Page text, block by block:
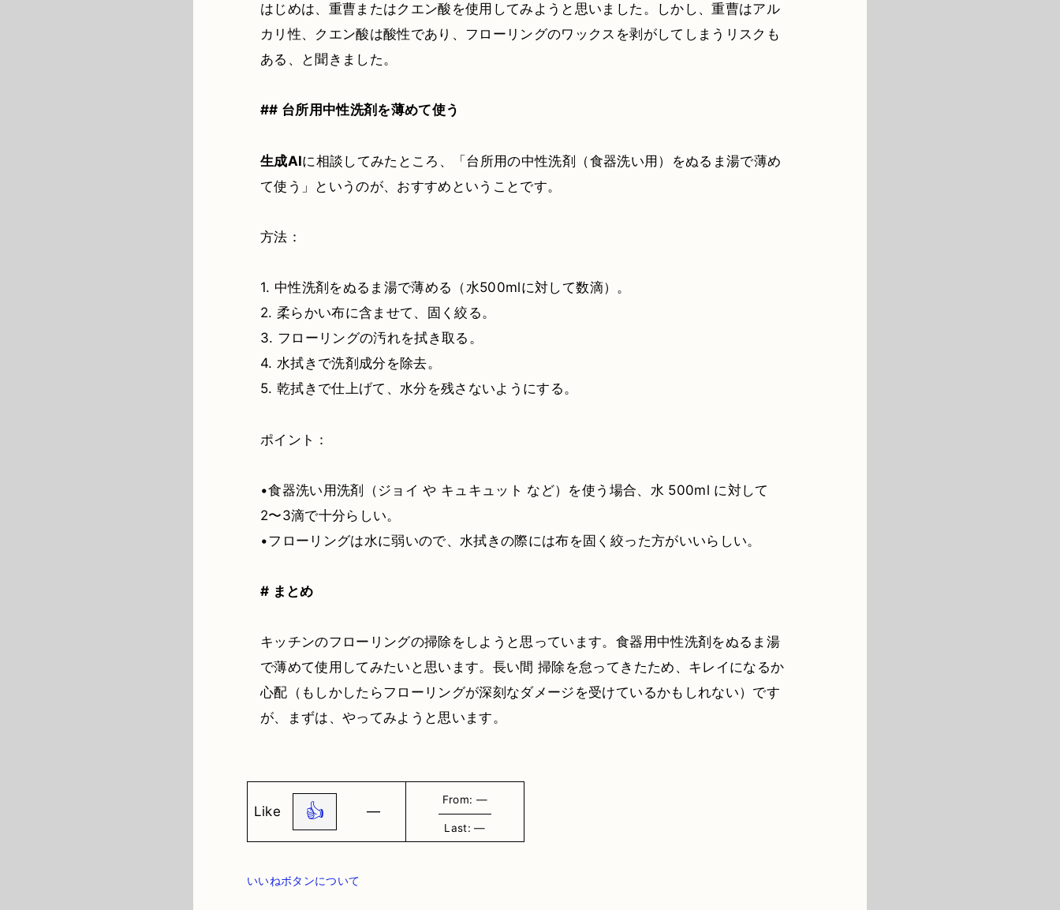
はじめは、重曹またはクエン酸を使用してみようと思いました。しかし、重曹はアル
カリ性、クエン酸は酸性であり、フローリングのワックスを剥がしてしまうリスクも
ある、と聞きました。
## 台所用中性洗剤を薄めて使う
生成AIに相談してみたところ、「台所用の中性洗剤（食器洗い用）をぬるま湯で薄め
て使う」というのが、おすすめということです。
方法：
1. 中性洗剤をぬるま湯で薄める（水500mlに対して数滴）。
2. 柔らかい布に含ませて、固く絞る。
3. フローリングの汚れを拭き取る。
4. 水拭きで洗剤成分を除去。
5. 乾拭きで仕上げて、水分を残さないようにする。
ポイント：
•食器洗い用洗剤（ジョイ や キュキュット など）を使う場合、水 500ml に対して
2〜3滴で十分らしい。
•フローリングは水に弱いので、水拭きの際には布を固く絞った方がいいらしい。
# まとめ
キッチンのフローリングの掃除をしようと思っています。食器用中性洗剤をぬるま湯
で薄めて使用してみたいと思います。長い間 掃除を怠ってきたため、キレイになるか
心配（もしかしたらフローリングが深刻なダメージを受けているかもしれない）です
が、まずは、やってみようと思います。
Like 👍 ―
From: ―
Last: ―
いいねボタンについて